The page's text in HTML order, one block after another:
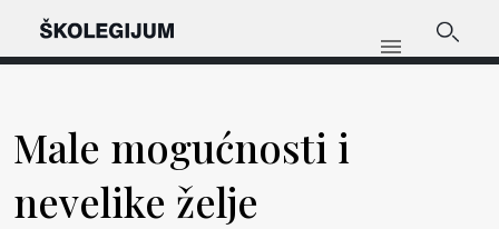
Male mogućnosti i
nevelike želje